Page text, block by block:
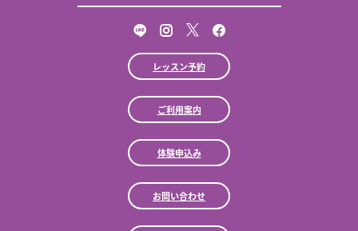
レッスン予約
ご利用案内
体験申込み
お問い合わせ